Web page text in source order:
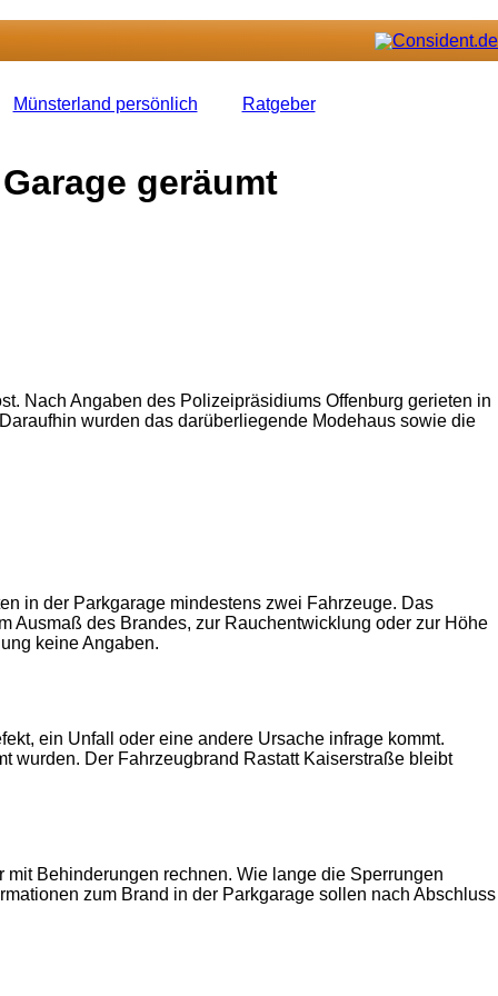
Münsterland persönlich Ratgeber
geräumt
Nach Angaben des Polizeipräsidiums Offenburg gerieten in
wurden das darüberliegende Modehaus sowie die
in der Parkgarage mindestens zwei Fahrzeuge. Das
Ausmaß des Brandes, zur Rauchentwicklung oder zur Höhe
keine Angaben.
ein Unfall oder eine andere Ursache infrage kommt.
wurden. Der Fahrzeugbrand Rastatt Kaiserstraße bleibt
Behinderungen rechnen. Wie lange die Sperrungen
zum Brand in der Parkgarage sollen nach Abschluss